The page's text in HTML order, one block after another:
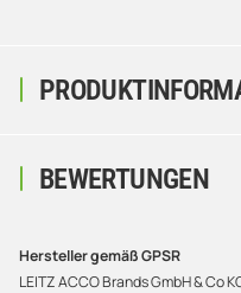
BEWERTUNGEN
Hersteller gemäß GPSR
LEITZ ACCO Brands GmbH & Co